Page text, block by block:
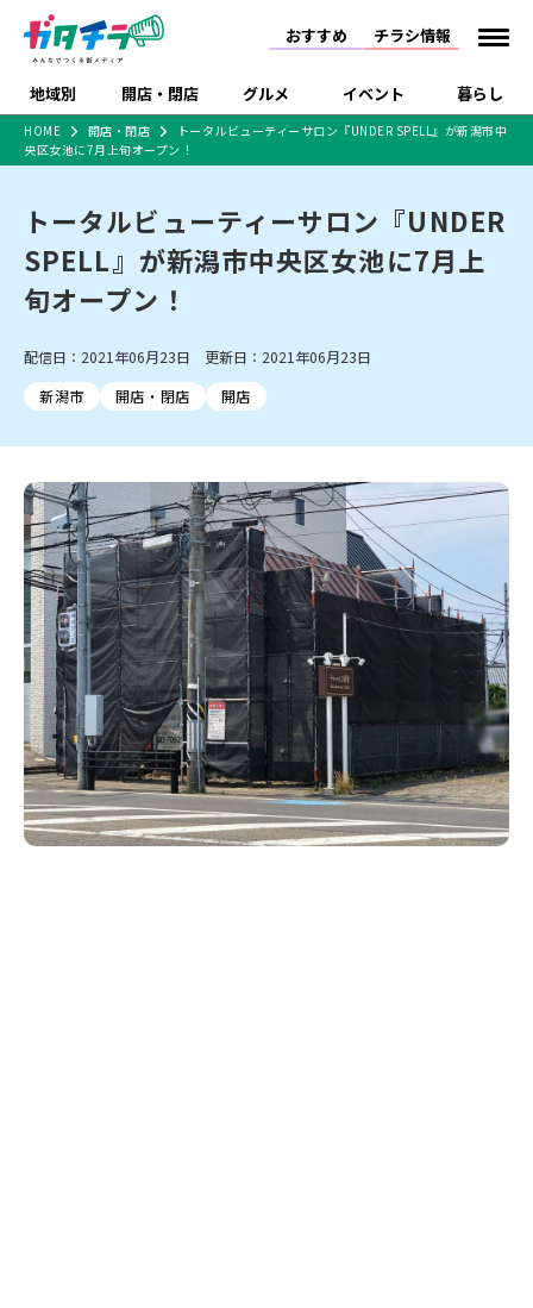
おすすめ チラシ情報
地域別 開店・閉店 グルメ イベント 暮らし
新潟市 下越
中越
佐渡
新潟市中央区 新潟市東区 新潟市西区
新潟市北区
新潟市南区
新潟市江南区 新潟市秋葉区
新潟市西蒲区
村上・関川
新発田・聖籠
胎内・粟島
三条・加茂・田上
五泉・阿賀野・阿賀
燕・弥彦
長岡・見附
小千谷・十日町・津南
魚沼・南魚沼・湯沢
柏崎・刈羽・出雲崎
上越・妙高・糸魚川
開店 閉店
リニューアル・移転
新潟市・開店
新潟市・閉店
長岡市・開店
長岡市・閉店
上越市・開店
ラーメン・開店
ラーメン・閉店
ラーメン 現地レポート
和食
スイーツ
ご当地グルメ 食べ歩き テイクアウト
季節・期間限定
カフェ
居酒屋・バー 焼肉
パスタ
パン・ベーカリー
タレカツ・豚カツ
デカ盛り・大盛り
旨辛・激辛
定食・町定食 海鮮・鮨
そば・うどん
日本酒・新潟清酒
ワイン・クラフトビール
ケーキ・パフェ
ビアガーデン・暑気払い
忘新年会・歓送迎会
体験・販売 祭り・伝統行事
趣味・展示会
スポーツ
セミナー・講演会 子ども向け 花火大会
入場無料
住宅展示場
完成見学会 学生スポーツ アルビレックス
施設・ショップ
住宅メーカー・工務
店
食品メーカー・県産
習い事・塾 アパレル・雑貨
観光スポット
温泉・入浴 ホテル 旅館
水族館
リラクゼーション・整体
スキー場
リユース・買取
病院・クリニック
イオンモール
ラブラ万代・ラブラ2
ビルボードプレイスBP
新潟伊勢丹
ピア万代
リバーサイド千秋
パティオPATIO
特売セール インタビュー
特集・まとめ記事
セツコママ ランキング 新潟人
キャンペーン
開店まとめ
閉店まとめ 人気記事まとめ
食品スーパー・コンビ
ショッピングモール・
大型施設
ドラッグストア・ホーム
センター
ファッション 生活サービス
新車・中古車・カー用品
旅行・レジャー
家電・携帯電話
冠婚葬祭
習い事・塾 通販・EC イベント
求人
官公庁・自治体
新潟市 チラシ
長岡・見附 チラシ
上越・妙高・糸魚川 チラシ
注目 チラシ
週末セール
火曜セール
オープン・リニューアルセール
周年祭・感謝祭セール
年末・初売りセール
HOME 開店・閉店
トータルビューティーサロン『UNDER SPELL』が新潟市中
央区女池に7月上旬オープン！
トータルビューティーサロン『UNDER
SPELL』が新潟市中央区女池に7月上
旬オープン！
配信日：2021年06月23日 更新日：2021年06月23日
新潟市
開店・閉店 開店